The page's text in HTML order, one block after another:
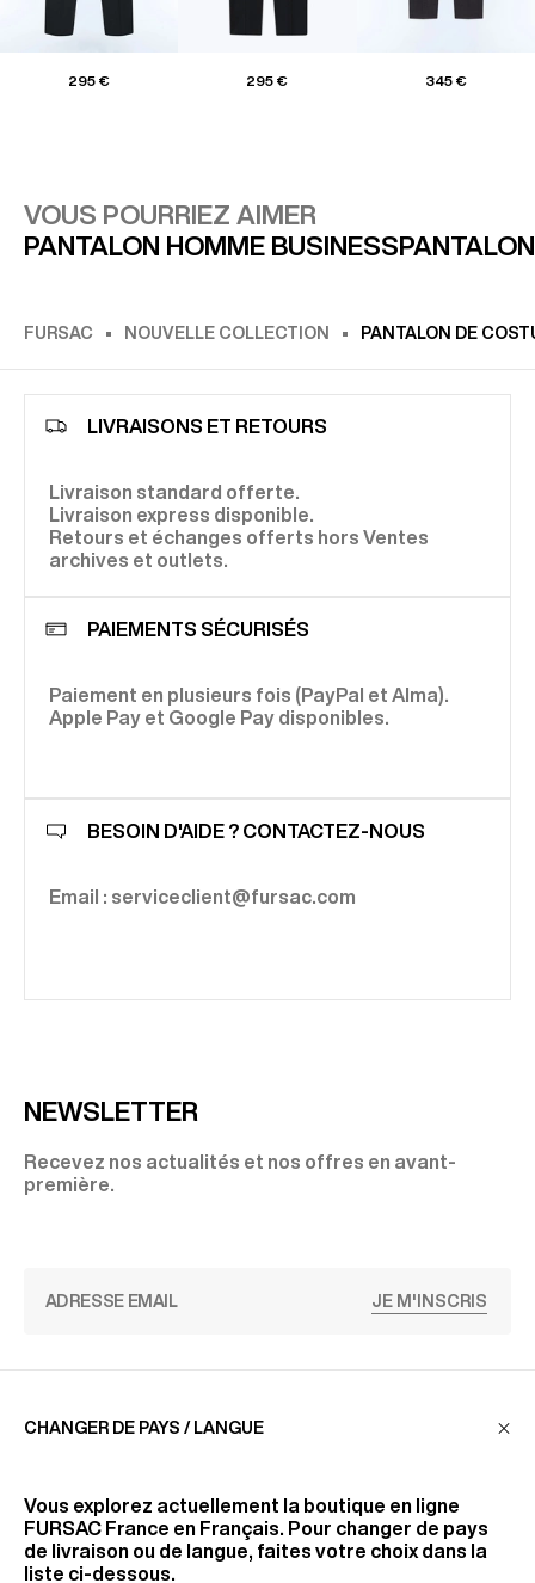
295 € 295 € 345 €
VOUS POURRIEZ AIMER
PANTALON HOMME BUSINESS
FURSAC NOUVELLE COLLECTION PANTALON DE
LIVRAISONS ET RETOURS
Livraison standard offerte.
Livraison express disponible.
Retours et échanges offerts hors Ventes
archives et outlets.
PAIEMENTS SÉCURISÉS
Paiement en plusieurs fois (PayPal et Alma).
Apple Pay et Google Pay disponibles.
BESOIN D'AIDE ? CONTACTEZ-NOUS
Email : serviceclient@fursac.com
NEWSLETTER
Recevez nos actualités et nos offres en avant-
première.
JE M'INSCRIS
LA MAISON
CHANGER DE PAYS / LANGUE
Vous explorez actuellement la boutique en ligne
FURSAC France en Français. Pour changer de pays
de livraison ou de langue, faites votre choix dans la
liste ci-dessous.